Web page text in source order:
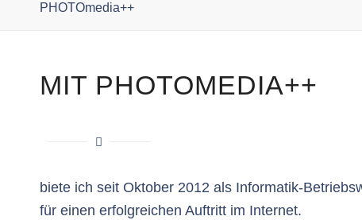
PHOTOmedia++
MIT PHOTOMEDIA++
biete ich seit Oktober 2012 als Informatik-
für einen erfolgreichen Auftritt im Internet.